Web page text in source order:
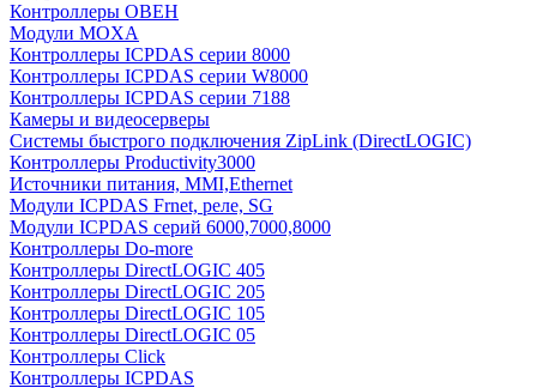
Контроллеры ОВЕН
Модули MOXA
Контроллеры ICPDAS серии 8000
Контроллеры ICPDAS серии W8000
Контроллеры ICPDAS серии 7188
Камеры и видеосерверы
Системы быстрого подключения ZipLink (DirectLOGIC)
Контроллеры Productivity3000
Источники питания, MMI,Ethernet
Модули ICPDAS Frnet, реле, SG
Модули ICPDAS серий 6000,7000,8000
Контроллеры Do-more
Контроллеры DirectLOGIC 405
Контроллеры DirectLOGIC 205
Контроллеры DirectLOGIC 105
Контроллеры DirectLOGIC 05
Контроллеры Click
Контроллеры ICPDAS